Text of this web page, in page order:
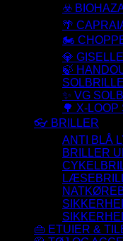
☣️
🌴
🏍️
💎
🍃
✨ VG
🌳 X-
👓 BRILLER
ANTI BLÅ
BRILLER
👜 ETUIER &